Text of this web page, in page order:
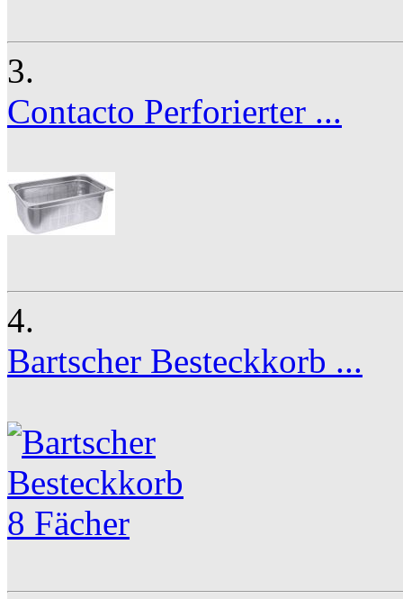
3.
Contacto Perforierter ...
4.
Bartscher Besteckkorb ...